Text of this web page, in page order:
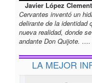
Javier López
Cervantes inventó un
delirante de la identidad
nueva realidad, donde
andante Don Quijote. ….
LA MEJOR